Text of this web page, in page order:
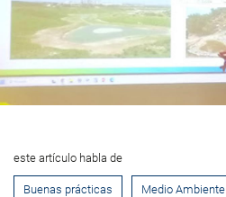
este artículo habla de
Buenas prácticas Medio Ambiente